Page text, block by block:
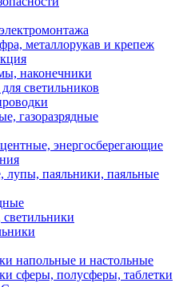
металлорукав и крепеж
наконечники
светильников
газоразрядные
энергосберегающие
лупы, паяльники, паяльные
напольные и настольные
сферы, полусферы, таблетки